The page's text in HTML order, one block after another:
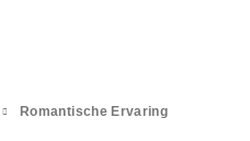
Romantische Ervaring